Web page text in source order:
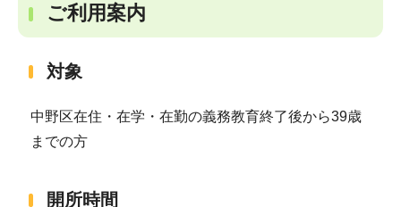
ご利用案内
対象
中野区在住・在学・在勤の義務教育終了後から39歳
までの方
開所時間